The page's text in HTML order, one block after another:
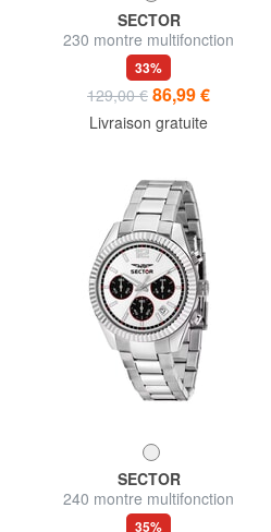
SECTOR
230 montre multifonction
33%
129,00 € 86,99 €
Livraison gratuite
SECTOR
240 montre multifonction
35%